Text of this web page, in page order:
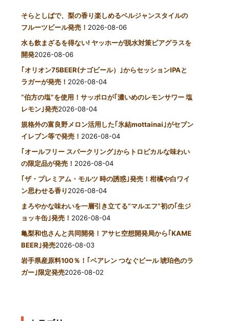
そらとしばで、梨の香り楽しめるベルジャンスタイルの
フルーツビール発売！ 2026-08-06
水も飲まざるを得ない! ヤッホーが脱水対策ビアグラスを
開発2026-08-06
｢オリオン75BEER(ナゴビール）｣からセッションIPAと
ラガーが発売！ 2026-08-04
“伯方の塩”を使用！サッポロが｢濃いめのレモンサワー 塩
レモン｣発売2026-08-04
規格外の富良野メロン活用した｢氷結mottainai｣がセブン
イレブン等で発売！ 2026-08-04
｢オールフリー スパークリング｣からトロピカルな味わい
の限定品が発売！ 2026-08-04
｢ザ・プレミアム・モルツ 時の誘惑｣発売！柑橘や白ワイ
ン思わせる香り2026-08-04
まろやかな味わいを一層引き立てる“マルエフ”初の｢生ジ
ョッキ缶｣発売！ 2026-08-04
亀梨和也さんと共同開発！アサヒ空想開発局から｢KAME
BEER｣発売2026-08-03
岩手県産原料100％！｢ベアレン つなぐビール 琥珀色のラ
ガー｣限定発売2026-08-02